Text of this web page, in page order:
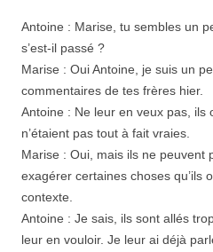
Antoine : Marise, tu sembles un
s’est-il passé ?
Marise : Oui Antoine, je suis un
commentaires de tes frères hier.
Antoine : Ne leur en veux pas, ils
n’étaient pas tout à fait vraies.
Marise : Oui, mais ils ne peuvent
exagérer certaines choses qu’ils
contexte.
Antoine : Je sais, ils sont allés
leur en vouloir. Je leur ai déjà